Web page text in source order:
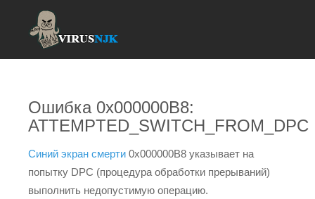
Ошибка 0x000000B8:
ATTEMPTED_SWITCH_FROM_DPC
Синий экран смерти 0x000000B8 указывает на
попытку DPC (процедура обработки прерываний)
выполнить недопустимую операцию.